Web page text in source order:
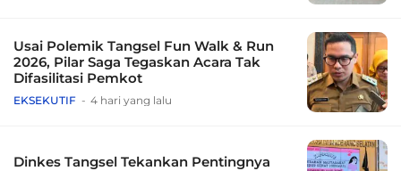
Usai Polemik Tangsel Fun Walk & Run
2026, Pilar Saga Tegaskan Acara Tak
Difasilitasi Pemkot
EKSEKUTIF 4 hari yang lalu
Dinkes Tangsel Tekankan Pentingnya